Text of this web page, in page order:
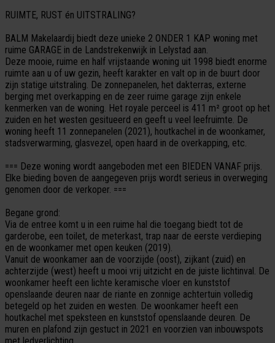
RUIMTE, RUST én UITSTRALING?
BALM Makelaardij biedt deze unieke 2 ONDER 1 KAP woning met
ruime GARAGE in de Landstrekenwijk in Lelystad aan.
Deze mooie, ruime en half vrijstaande woning uit 1998 biedt enorme
ruimte aan u of uw gezin, heeft karakter en valt op in de buurt door
zijn statige uitstraling. De zonnepanelen, het dakterras, externe
berging met overkapping en de zeer ruime garage zijn enkele
kenmerken van de woning. Het royale perceel is 411 m² groot op het
zuiden en het westen gesitueerd en geeft u veel leefruimte. De
woning heeft 11 zonnepanelen (2021), houtkachel in de woonkamer,
stadsverwarming, glasvezel, open haard in de overkapping, etc.
=== Deze woning wordt aangeboden met een BIEDEN VANAF prijs.
Elke bieding boven de aangegeven prijs wordt serieus in overweging
genomen door de verkoper. ===
Begane grond:
Via de entree komt u in een ruime hal die toegang biedt tot de
garderobe, een toilet, de meterkast, trap naar de eerste verdieping
en de woonkamer met open keuken (2019).
Vanuit de woonkamer aan de voorzijde (oost), zijkant (zuid) en
achterzijde (west) heeft u mooi vrij uitzicht en de juiste lichtinval. De
woonkamer heeft een lichte keramische vloer en kunststof
openslaande deuren naar de riante en zonnige achtertuin volledig
betegeld op het zuiden en westen. De woonkamer heeft een
houtkachel met speksteen en kunststof openslaande deuren. De
muren en plafond zijn gestuct in 2021 en voorzien van inbouwspots
met ledverlichting.